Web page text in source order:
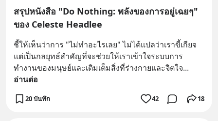
สรุปหนังสือ "Do Nothing: พลังของการอยู่เฉยๆ"
ของ Celeste Headlee
ชี้ให้เห็นว่าการ "ไม่ทำอะไรเลย" ไม่ได้แปลว่าเราขี้เกียจ
แต่เป็นกลยุทธ์สำคัญที่จะช่วยให้เราเข้าใจระบบการ
ทำงานของมนุษย์และเติมเต็มสิ่งที่ร่างกายและจิตใจ
อ่านต่อ
20 บันทึก 42 18